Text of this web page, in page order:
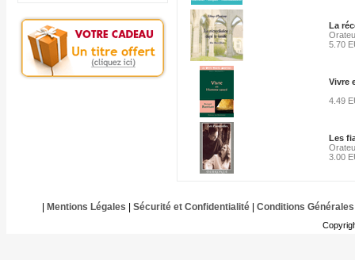
La
5.70
Vivre
4.49
Les
3.00
Mentions Légales Sécurité et Confidentialité| Conditions Générales